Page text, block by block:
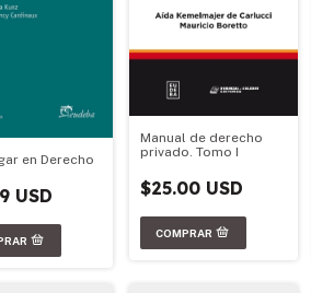
en Derecho
USD
Manual de derecho
privado. Tomo I
$25.00 USD